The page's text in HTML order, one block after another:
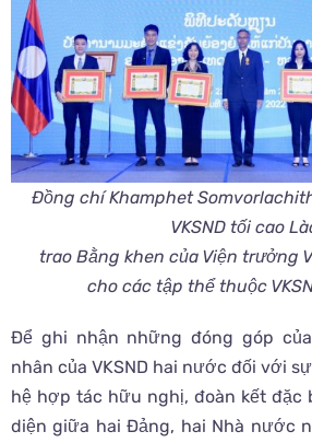
Đồng chí Khamphet
VKSND tối cao
trao Bằng khen của Viện trưởng
cho các tập thể thuộc
Để ghi nhận những đóng góp
nhân của VKSND hai nước đối với
hệ hợp tác hữu nghị, đoàn kết đặc
diện giữa hai Đảng, hai Nhà nước